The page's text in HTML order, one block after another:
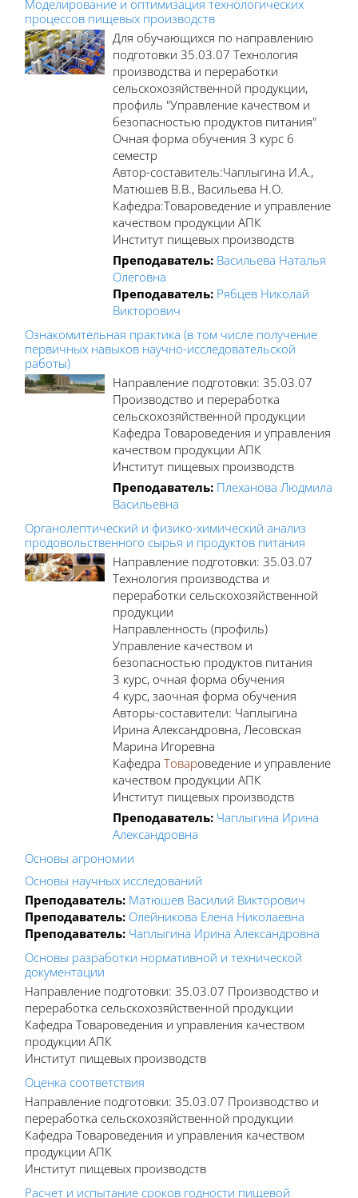
Моделирование и оптимизация технологических
процессов пищевых производств
Для обучающихся по направлению
подготовки 35.03.07 Технология
производства и переработки
сельскохозяйственной продукции,
профиль "Управление качеством и
безопасностью продуктов питания"
Очная форма обучения 3 курс 6
семестр
Автор-составитель:Чаплыгина И.А.,
Матюшев В.В., Васильева Н.О.
Кафедра:Товароведение и управление
качеством продукции АПК
Институт пищевых производств
Преподаватель: Васильева Наталья
Олеговна
Преподаватель: Рябцев Николай
Викторович
Ознакомительная практика (в том числе получение
первичных навыков научно-исследовательской
работы)
Направление подготовки: 35.03.07
Производство и переработка
сельскохозяйственной продукции
Кафедра Товароведения и управления
качеством продукции АПК
Институт пищевых производств
Преподаватель: Плеханова Людмила
Васильевна
Органолептический и физико-химический анализ
продовольственного сырья и продуктов питания
Направление подготовки: 35.03.07
Технология производства и
переработки сельскохозяйственной
продукции
Направленность (профиль)
Управление качеством и
безопасностью продуктов питания
3 курс, очная форма обучения
4 курс, заочная форма обучения
Авторы-составители: Чаплыгина
Ирина Александровна, Лесовская
Марина Игоревна
Кафедра Товароведение и управление
качеством продукции АПК
Институт пищевых производств
Преподаватель: Чаплыгина Ирина
Александровна
Основы агрономии
Основы научных исследований
Преподаватель: Матюшев Василий Викторович
Преподаватель: Олейникова Елена Николаевна
Преподаватель: Чаплыгина Ирина Александровна
Основы разработки нормативной и технической
документации
Направление подготовки: 35.03.07 Производство и
переработка сельскохозяйственной продукции
Кафедра Товароведения и управления качеством
продукции АПК
Институт пищевых производств
Оценка соответствия
Направление подготовки: 35.03.07 Производство и
переработка сельскохозяйственной продукции
Кафедра Товароведения и управления качеством
продукции АПК
Институт пищевых производств
Расчет и испытание сроков годности пищевой